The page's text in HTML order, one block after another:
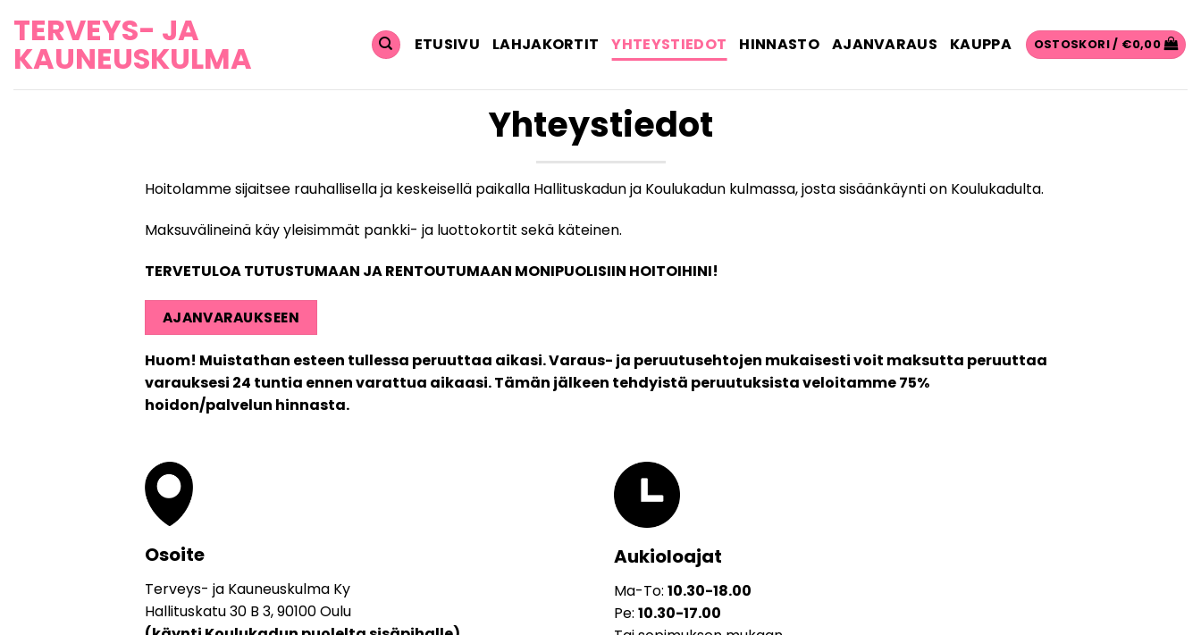
content
TERVEYS- JA
KAUNEUSKULMA ETUSIVU LAHJAKORTIT YHTEYSTIEDOT HINNASTO AJANVARAUS KAUPPA OSTOSKORI / €0,00
Yhteystiedot
Hoitolamme sijaitsee rauhallisella ja keskeisellä paikalla Hallituskadun ja Koulukadun kulmassa, josta sisäänkäynti on Koulukadulta.
Maksuvälineinä käy yleisimmät pankki- ja luottokortit sekä käteinen.
TERVETULOA TUTUSTUMAAN JA RENTOUTUMAAN MONIPUOLISIIN HOITOIHINI!
AJANVARAUKSEEN
Huom! Muistathan esteen tullessa peruuttaa aikasi. Varaus- ja peruutusehtojen mukaisesti voit maksutta peruuttaa
varauksesi 24 tuntia ennen varattua aikaasi. Tämän jälkeen tehdyistä peruutuksista veloitamme 75%
hoidon/palvelun hinnasta.
Osoite
Terveys- ja Kauneuskulma Ky
Hallituskatu 30 B 3, 90100 Oulu
Aukioloajat
Ma-To: 10.30-18.00
Pe: 10.30-17.00